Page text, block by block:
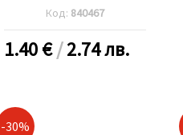
Код: 840467
1.40€/2.74 лв.
-30%